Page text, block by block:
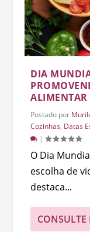
DIA
ALIMENTAR
Postado por
Cozinhas, Datas
|
O Dia
escolha de
destaca...